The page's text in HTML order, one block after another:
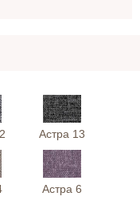
Астра 13
Астра 6